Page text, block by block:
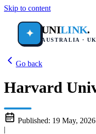
Skip to content
✦ UNILINK.
AUSTRALIA ·
Go back
Harvard
Published: 19 May, 2026
|